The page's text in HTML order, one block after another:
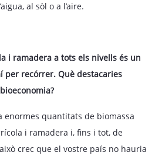
al sòl o a l’aire.
i ramadera a tots els nivells és un
per recórrer. Què destacaries
enormes quantitats de biomassa
i ramadera i, fins i tot, de
crec que el vostre país no hauria